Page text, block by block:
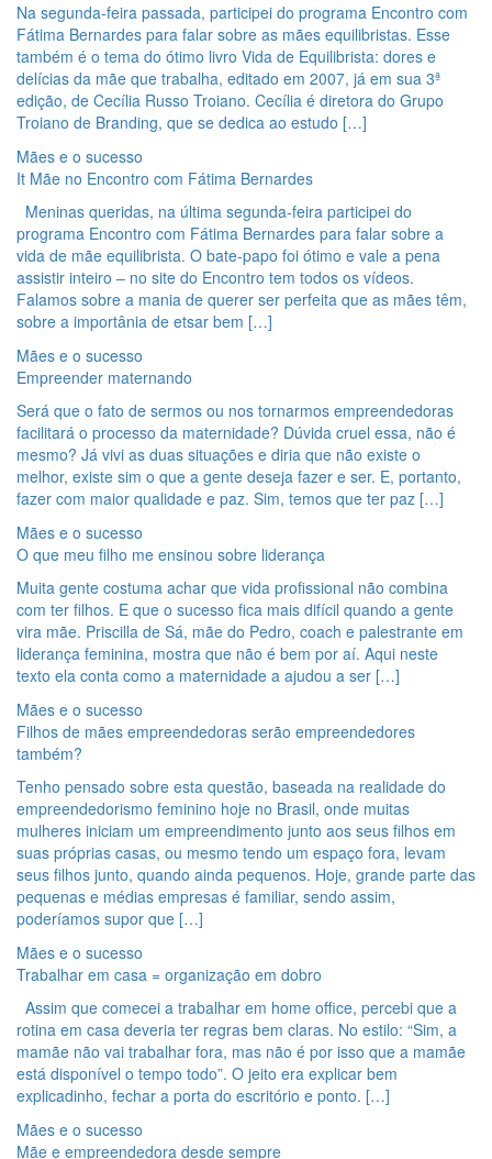
Na segunda-feira passada, participei do programa Encontro com
Fátima Bernardes para falar sobre as mães equilibristas. Esse
também é o tema do ótimo livro Vida de Equilibrista: dores e
delícias da mãe que trabalha, editado em 2007, já em sua 3ª
edição, de Cecília Russo Troiano. Cecília é diretora do Grupo
Troiano de Branding, que se dedica ao estudo […]
Mães e o sucesso
It Mãe no Encontro com Fátima Bernardes
Meninas queridas, na última segunda-feira participei do
programa Encontro com Fátima Bernardes para falar sobre a
vida de mãe equilibrista. O bate-papo foi ótimo e vale a pena
assistir inteiro – no site do Encontro tem todos os vídeos.
Falamos sobre a mania de querer ser perfeita que as mães têm,
sobre a importânia de etsar bem […]
Mães e o sucesso
Empreender maternando
Será que o fato de sermos ou nos tornarmos empreendedoras
facilitará o processo da maternidade? Dúvida cruel essa, não é
mesmo? Já vivi as duas situações e diria que não existe o
melhor, existe sim o que a gente deseja fazer e ser. E, portanto,
fazer com maior qualidade e paz. Sim, temos que ter paz […]
Mães e o sucesso
O que meu filho me ensinou sobre liderança
Muita gente costuma achar que vida profissional não combina
com ter filhos. E que o sucesso fica mais difícil quando a gente
vira mãe. Priscilla de Sá, mãe do Pedro, coach e palestrante em
liderança feminina, mostra que não é bem por aí. Aqui neste
texto ela conta como a maternidade a ajudou a ser […]
Mães e o sucesso
Filhos de mães empreendedoras serão empreendedores
também?
Tenho pensado sobre esta questão, baseada na realidade do
empreendedorismo feminino hoje no Brasil, onde muitas
mulheres iniciam um empreendimento junto aos seus filhos em
suas próprias casas, ou mesmo tendo um espaço fora, levam
seus filhos junto, quando ainda pequenos. Hoje, grande parte das
pequenas e médias empresas é familiar, sendo assim,
poderíamos supor que […]
Mães e o sucesso
Trabalhar em casa = organização em dobro
Assim que comecei a trabalhar em home office, percebi que a
rotina em casa deveria ter regras bem claras. No estilo: “Sim, a
mamãe não vai trabalhar fora, mas não é por isso que a mamãe
está disponível o tempo todo”. O jeito era explicar bem
explicadinho, fechar a porta do escritório e ponto. […]
Mães e o sucesso
Mãe e empreendedora desde sempre